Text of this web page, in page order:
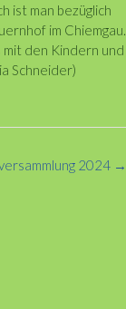
ist man bezüglich
im Chiemgau.
mit den Kindern und
Schneider)
2024 →